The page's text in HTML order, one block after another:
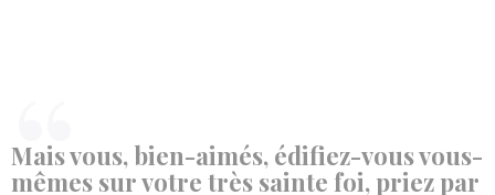
Mais vous, bien-aimés, édifiez-vous vous-
mêmes sur votre très sainte foi, priez par